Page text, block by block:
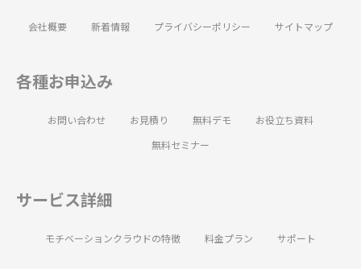
会社概要 新着情報 プライバシーポリシー サイトマップ
各種お申込み
お問い合わせ お見積り 無料デモ
お役立ち資料
無料セミナー
サービス詳細
モチベーションクラウドの特徴 料金プラン サポート